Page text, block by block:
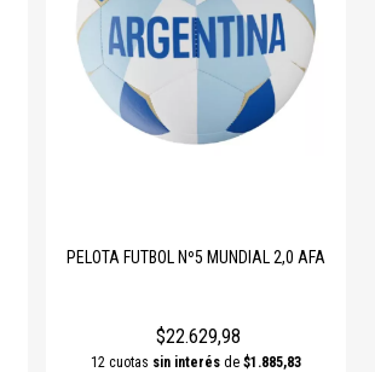
PELOTA FUTBOL Nº5 MUNDIAL 2,0 AFA
$22.629,98
12 cuotas sin interés de$1.885,83